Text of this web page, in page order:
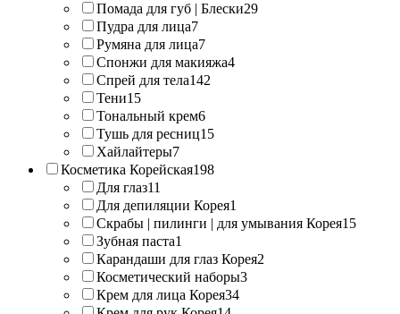
Помада для губ | Блески29
Пудра для лица7
Румяна для лица7
Спонжи для макияжа4
Спрей для тела142
Тени15
Тональный крем6
Тушь для ресниц15
Хайлайтеры7
Косметика Корейская198
Для глаз11
Для депиляции Корея1
Скрабы | пилинги | для умывания Корея15
Зубная паста1
Карандаши для глаз Корея2
Косметический наборы3
Крем для лица Корея34